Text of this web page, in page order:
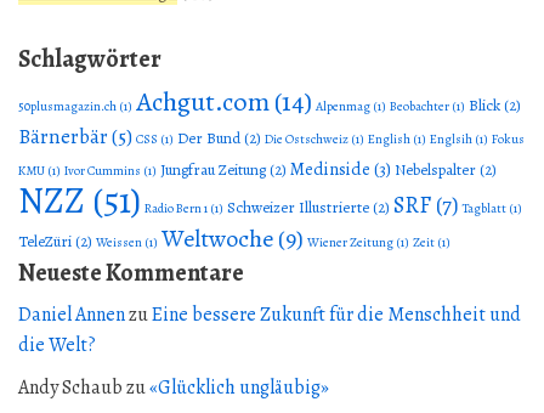
Schlagwörter
50plusmagazin.ch (1) Achgut.com(14) Alpenmag (1) Beobachter (1) Blick(2)
Bärnerbär(5) CSS (1) Der Bund(2) Die Ostschweiz (1) English (1) Englsih (1) Fokus
KMU (1) Ivor Cummins (1) Jungfrau Zeitung(2) Medinside (3) Nebelspalter(2)
NZZ (51) Radio Bern 1 (1) Schweizer Illustrierte(2) SRF (7) Tagblatt (1)
TeleZüri(2) Weissen (1) Weltwoche(9) Wiener Zeitung (1) Zeit (1)
Neueste Kommentare
Daniel AnnenzuEine bessere Zukunft für die Menschheit und
die Welt?
Andy Schaubzu«Glücklich ungläubig»